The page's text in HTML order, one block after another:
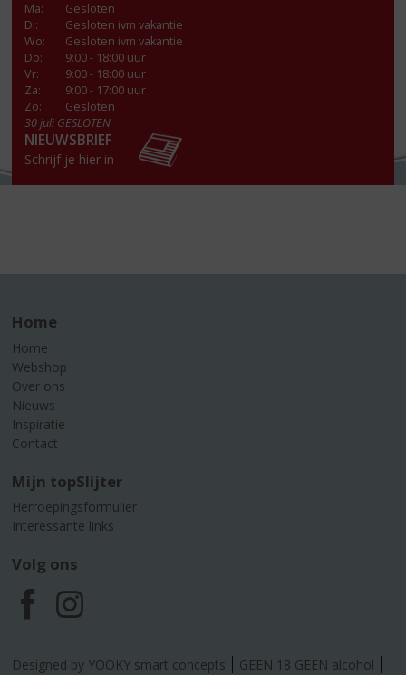
Ma:
Gesloten
Di:
Gesloten ivm vakantie
Wo:
Gesloten ivm vakantie
Do:
9:00 - 18:00 uur
Vr:
9:00 - 18:00 uur
Za:
9:00 - 17:00 uur
Zo:
Gesloten
30 juli GESLOTEN
NIEUWSBRIEF
Schrijf je hier in
Home
Home
Webshop
Over ons
Nieuws
Inspiratie
Contact
Mijn topSlijter
Herroepingsformulier
Interessante links
Volg ons
F
a
I
n
Designed by YOOKY smart concepts GEEN 18 GEEN alcohol